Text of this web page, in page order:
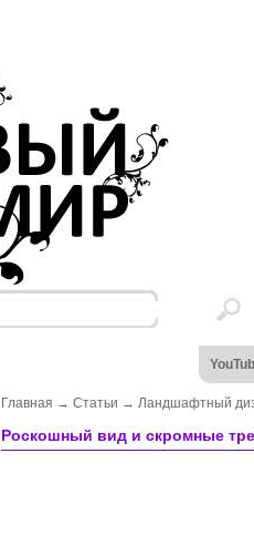
Главная → Статьи → Ландшафтный
Роскошный вид и скромные